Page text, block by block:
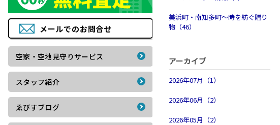
メールでのお問合せ
空家・空地見守りサービス
スタッフ紹介
ゑびすブログ
美浜町・南知多町～時を紡ぐ贈り
物（46）
アーカイブ
2026年07月（1）
2026年06月（2）
2026年05月（2）